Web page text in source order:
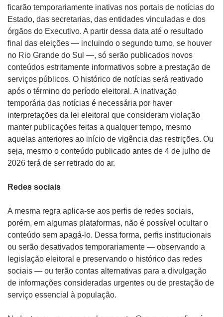
ficarão temporariamente inativas nos portais de notícias do
Estado, das secretarias, das entidades vinculadas e dos
órgãos do Executivo. A partir dessa data até o resultado
final das eleições — incluindo o segundo turno, se houver
no Rio Grande do Sul —, só serão publicados novos
conteúdos estritamente informativos sobre a prestação de
serviços públicos. O histórico de notícias será reativado
após o término do período eleitoral. A inativação
temporária das notícias é necessária por haver
interpretações da lei eleitoral que consideram violação
manter publicações feitas a qualquer tempo, mesmo
aquelas anteriores ao início de vigência das restrições. Ou
seja, mesmo o conteúdo publicado antes de 4 de julho de
2026 terá de ser retirado do ar.
Redes sociais
A mesma regra aplica-se aos perfis de redes sociais,
porém, em algumas plataformas, não é possível ocultar o
conteúdo sem apagá-lo. Dessa forma, perfis institucionais
ou serão desativados temporariamente — observando a
legislação eleitoral e preservando o histórico das redes
sociais — ou terão contas alternativas para a divulgação
de informações consideradas urgentes ou de prestação de
serviço essencial à população.